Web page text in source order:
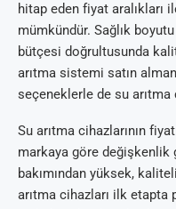
hitap eden fiyat aralıkları
mümkündür. Sağlık
bütçesi doğrultusunda
arıtma sistemi satın
seçeneklerle de su arıtma
Su arıtma cihazlarının
markaya göre
bakımından yüksek,
arıtma cihazları ilk etapta